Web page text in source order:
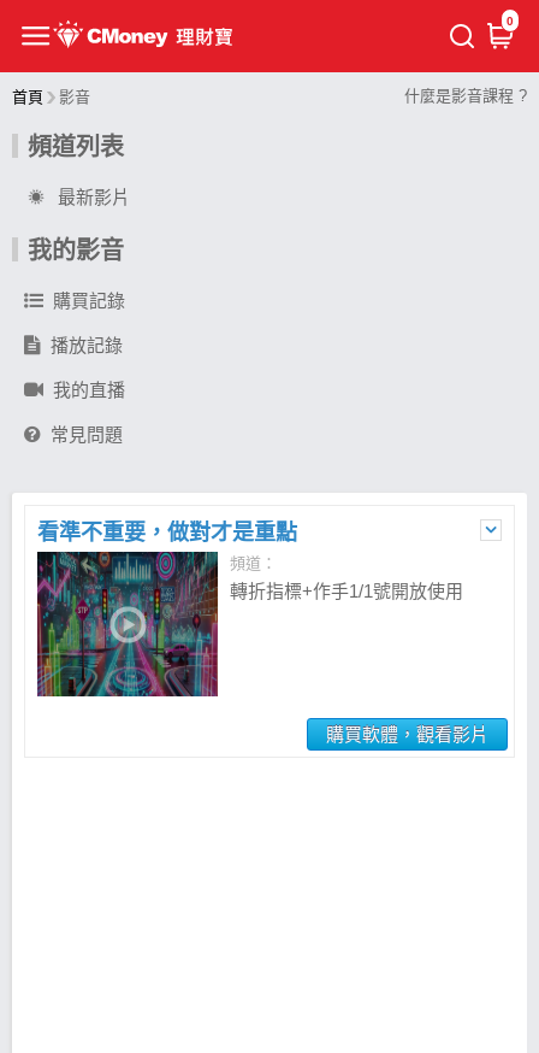
0
首頁 影音 什麼是影音課程 ?
頻道列表
最新影片
我的影音
購買記錄
播放記錄
我的直播
常見問題
看準不重要，做對才是重點
頻道：
轉折指標+作手1/1號開放使用
購買軟體，觀看影片